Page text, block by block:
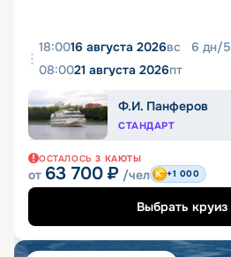
18:0016 августа 2026вс 6 дн/5
08:0021 августа 2026пт
Ф.И. Панферов
СТАНДАРТ
ОСТАЛОСЬ 3 КАЮТЫ
от 63 700 ₽ /чел +1 000
Выбрать круиз